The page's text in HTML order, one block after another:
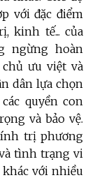
với đặc điểm
kinh tế... của
ngừng hoàn
ưu việt và
dân lựa chọn
quyền con
và bảo vệ.
trị phương
tình trạng vi
khác với nhiều